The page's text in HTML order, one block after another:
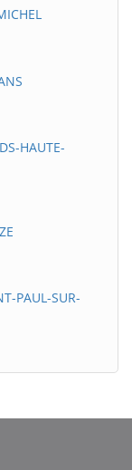
HAUTE-
PAUL-SUR-